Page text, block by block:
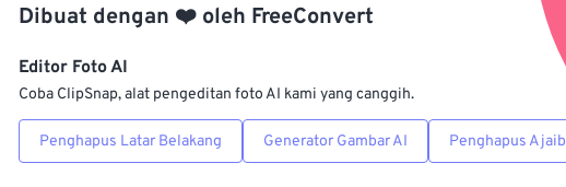
Dibuat dengan ❤️ oleh FreeConvert
Editor Foto AI
Coba ClipSnap, alat pengeditan foto AI kami yang canggih.
Penghapus Latar Belakang Generator Gambar AI Penghapus Ajaib